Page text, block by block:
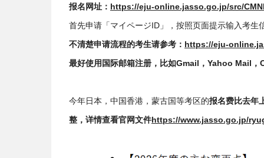
报名网址： https://eju-online.jasso.go.jp/src/
首先申请「マイページID」，按照页面提示输入考生
不清楚申请流程的考生请参考： https://eju-
最好使用国际邮箱注册，比如Gmail，Yahoo Mail
今年日本，中国香港，蒙古国等考区的报名费比去年
整，详情查看官网文件https://www.jasso.go.jp/